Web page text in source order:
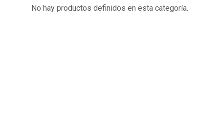
No hay productos definidos en esta categoría.